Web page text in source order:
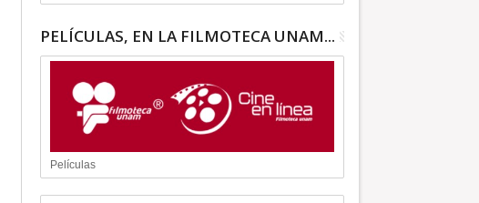
PELÍCULAS, EN LA FILMOTECA UNAM...
Películas